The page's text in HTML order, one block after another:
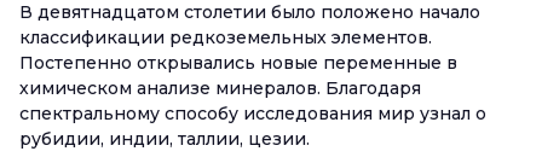
В девятнадцатом столетии было положено начало
классификации редкоземельных элементов.
Постепенно открывались новые переменные в
химическом анализе минералов. Благодаря
спектральному способу исследования мир узнал о
рубидии, индии, таллии, цезии.